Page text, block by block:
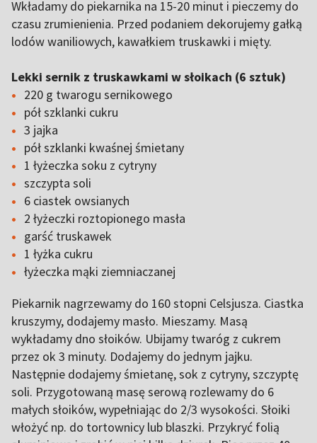
Wkładamy do piekarnika na 15-20 minut i pieczemy do
czasu zrumienienia. Przed podaniem dekorujemy gałką
lodów waniliowych, kawałkiem truskawki i mięty.
Lekki sernik z truskawkami w słoikach (6 sztuk)
220 g twarogu sernikowego
pół szklanki cukru
3 jajka
pół szklanki kwaśnej śmietany
1 łyżeczka soku z cytryny
szczypta soli
6 ciastek owsianych
2 łyżeczki roztopionego masła
garść truskawek
1 łyżka cukru
łyżeczka mąki ziemniaczanej
Piekarnik nagrzewamy do 160 stopni Celsjusza. Ciastka
kruszymy, dodajemy masło. Mieszamy. Masą
wykładamy dno słoików. Ubijamy twaróg z cukrem
przez ok 3 minuty. Dodajemy do jednym jajku.
Następnie dodajemy śmietanę, sok z cytryny, szczyptę
soli. Przygotowaną masę serową rozlewamy do 6
małych słoików, wypełniając do 2/3 wysokości. Słoiki
włożyć np. do tortownicy lub blaszki. Przykryć folią